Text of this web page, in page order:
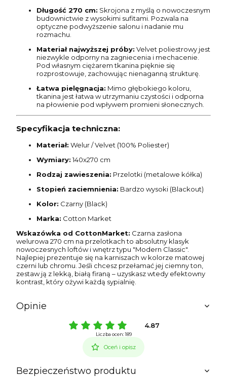
Długość 270 cm: Skrojona z myślą o nowoczesnym
budownictwie z wysokimi sufitami. Pozwala na
optyczne podwyższenie salonu i nadanie mu
rozmachu.
Materiał najwyższej próby: Velvet poliestrowy jest
niezwykle odporny na zagniecenia i mechacenie.
Pod własnym ciężarem tkanina pięknie się
rozprostowuje, zachowując nienaganną strukturę.
Łatwa pielęgnacja: Mimo głębokiego koloru,
tkanina jest łatwa w utrzymaniu czystości i odporna
na płowienie pod wpływem promieni słonecznych.
Specyfikacja techniczna:
Materiał: Welur / Velvet (100% Poliester)
Wymiary:140x270 cm
Rodzaj zawieszenia: Przelotki (metalowe kółka)
Stopień zaciemnienia: Bardzo wysoki (Blackout)
Kolor: Czarny (Black)
Marka: Cotton Market
Wskazówka od CottonMarket: Czarna zasłona
welurowa 270 cm na przelotkach to absolutny klasyk
nowoczesnych loftów i wnętrz typu "Modern Classic".
Najlepiej prezentuje się na karniszach w kolorze matowej
czerni lub chromu. Jeśli chcesz przełamać jej ciemny ton,
zestaw ją z lekką, białą firaną – uzyskasz wtedy efektowny
kontrast, który ożywi każdą sypialnię.
Opinie
4.87
Liczba ocen: 189
Oceń i opisz
Bezpieczeństwo produktu